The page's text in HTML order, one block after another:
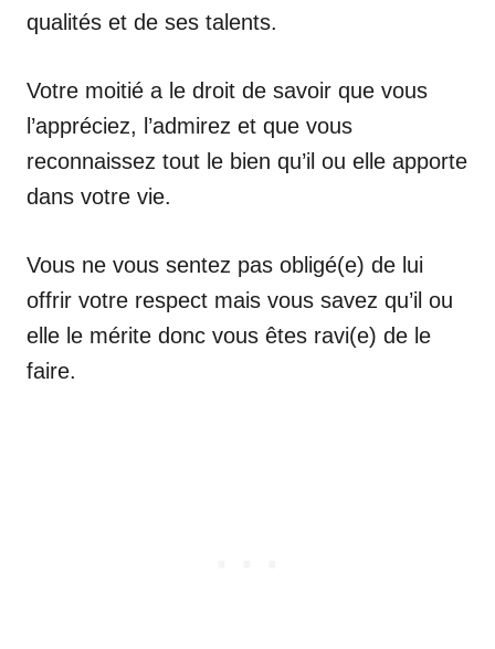
qualités et de ses talents.
Votre moitié a le droit de savoir que vous
l’appréciez, l’admirez et que vous
reconnaissez tout le bien qu’il ou elle apporte
dans votre vie.
Vous ne vous sentez pas obligé(e) de lui
offrir votre respect mais vous savez qu’il ou
elle le mérite donc vous êtes ravi(e) de le
faire.